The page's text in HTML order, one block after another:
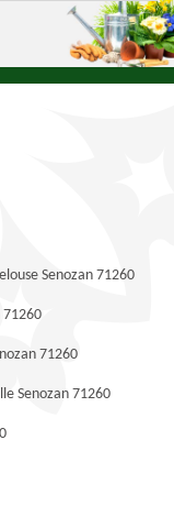
Senozan 71260
71260
71260
Senozan 71260